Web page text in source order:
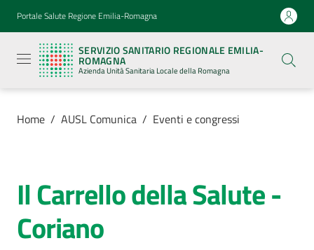
Vai al contenuto
Vai alla navigazione
Vai al footer
Portale Salute Regione Emilia-Romagna
SERVIZIO SANITARIO REGIONALE EMILIA-
ROMAGNA
Azienda Unità Sanitaria Locale della Romagna
Sanitario
Regionale
Emilia-
Romagna
Azienda
Sanitaria
Locale della
Azienda
Servizi
Home / AUSL Comunica / Eventi e congressi
Salta al contenuto
Il Carrello della Salute -
Coriano